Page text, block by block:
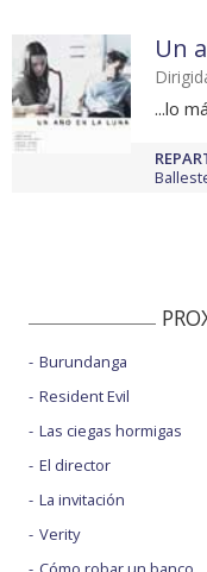
Un
...lo
Burundanga
Resident Evil
Las ciegas hormigas
El director
La invitación
Verity